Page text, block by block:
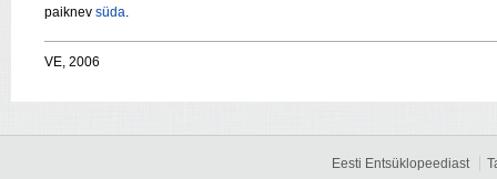
paiknev süda.
VE, 2006
Eesti Entsüklopeediast